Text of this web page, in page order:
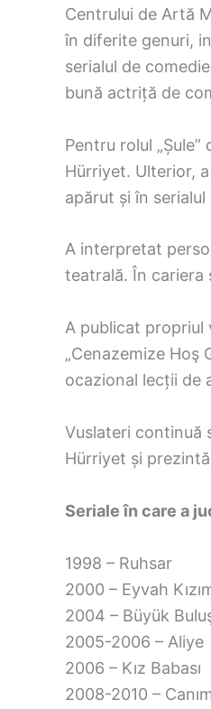
Centrului de Artă
în diferite genuri,
serialul de
bună actriță de
Pentru rolul
Hürriyet. Ulterior, a
apărut și în serialul
A interpretat
teatrală. În cariera
A publicat propriul
„Cenazemize Hoş
ocazional lecții de
Vuslateri continuă
Hürriyet și prezintă
Seriale în care a
1998 – Ruhsar
2000 – Eyvah
2004 – Büyük
2005-2006 – Aliye
2006 – Kız Babası
2008-2010 –